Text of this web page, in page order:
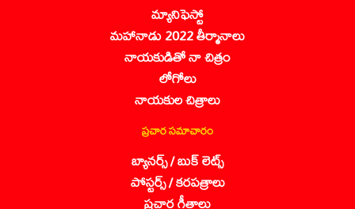
మ్యానిఫెస్టో
మహానాడు 2022 తీర్మానాలు
నాయకుడితో నా చిత్రం
లోగోలు
నాయకుల చిత్రాలు
ప్రచార సమాచారం
బ్యానర్స్ / బుక్ లెట్స్
పోస్టర్స్ / కరపత్రాలు
ప్రచార గీతాలు